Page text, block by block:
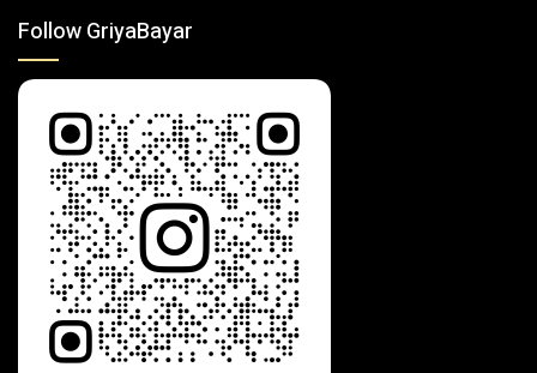
Follow GriyaBayar